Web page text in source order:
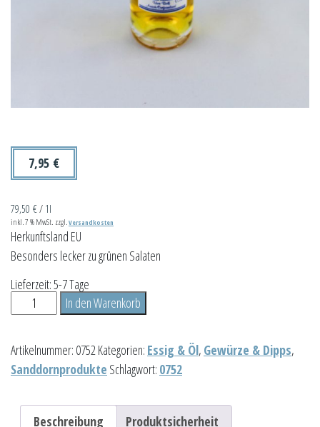
7,95 €
79,50 €/ 1l
inkl. 7 % MwSt. zzgl. Versandkosten
Herkunftsland EU
Besonders lecker zu grünen Salaten
Lieferzeit:5-7 Tage
Sanddorn-
Orangen-
0,1L
Menge
In den Warenkorb
Artikelnummer: 0752Kategorien: Essig & Öl, Gewürze & Dipps,
Sanddornprodukte Schlagwort: 0752
Beschreibung Produktsicherheit